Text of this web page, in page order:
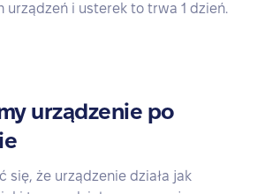
urządzeń i usterek to trwa 1 dzień.
urządzenie po
się, że urządzenie działa jak